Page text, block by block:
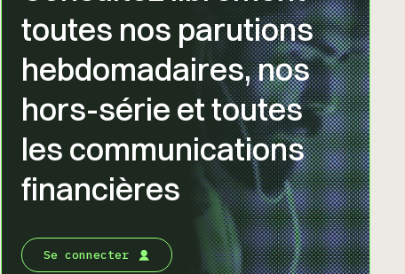
toutes nos parutions
hebdomadaires, nos
hors-série et toutes
les communications
financières
Se connecter